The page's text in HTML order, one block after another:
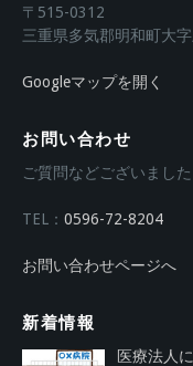
〒515-0312
三重県多気郡明和町大
Googleマップを開く
お問い合わせ
ご質問などございまし
TEL： 0596-72-8204
お問い合わせページへ
新着情報
医療法人